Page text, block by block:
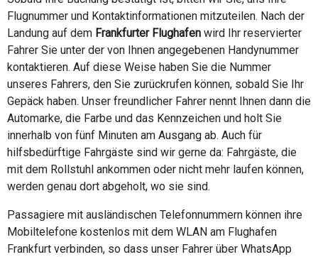
Flugnummer und Kontaktinformationen mitzuteilen. Nach der
Landung auf dem Frankfurter Flughafen wird Ihr reservierter
Fahrer Sie unter der von Ihnen angegebenen Handynummer
kontaktieren. Auf diese Weise haben Sie die Nummer
unseres Fahrers, den Sie zurückrufen können, sobald Sie Ihr
Gepäck haben. Unser freundlicher Fahrer nennt Ihnen dann die
Automarke, die Farbe und das Kennzeichen und holt Sie
innerhalb von fünf Minuten am Ausgang ab. Auch für
hilfsbedürftige Fahrgäste sind wir gerne da: Fahrgäste, die
mit dem Rollstuhl ankommen oder nicht mehr laufen können,
werden genau dort abgeholt, wo sie sind.
Passagiere mit ausländischen Telefonnummern können ihre
Mobiltelefone kostenlos mit dem WLAN am Flughafen
Frankfurt verbinden, so dass unser Fahrer über WhatsApp